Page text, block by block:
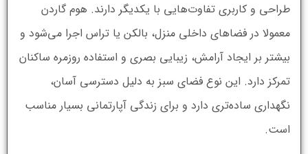
طراحی و کاربری تفاوت‌هایی با یکدیگر دارند. هوم گاردن
معمولا در فضاهای داخلی منزل، بالکن یا تراس اجرا می‌شود و
بیشتر بر ایجاد آرامش، زیبایی بصری و استفاده روزمره ساکنان
تمرکز دارد. این نوع فضای سبز به دلیل دسترسی آسان،
نگهداری ساده‌تری دارد و برای زندگی آپارتمانی بسیار مناسب
است.